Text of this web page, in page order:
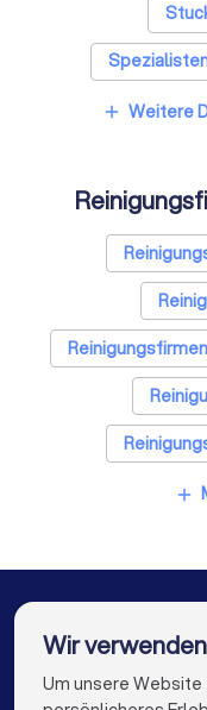
Fensterbauer in
add Weitere
add
Die besten
Wir
Um unsere Website